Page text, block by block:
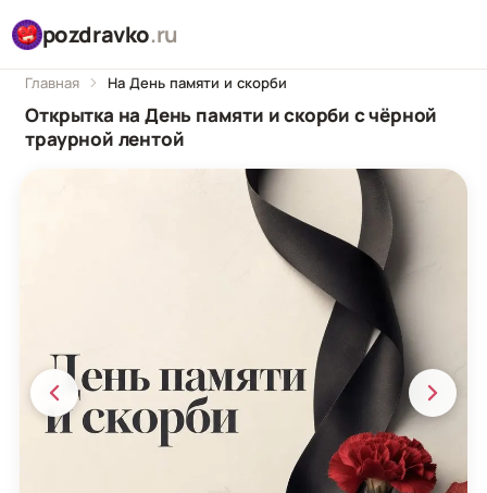
pozdravko.ru
Главная На День памяти и скорби
Открытка на День памяти и скорби с чёрной
траурной лентой